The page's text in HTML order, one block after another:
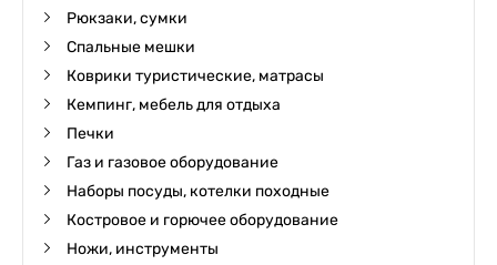
Рюкзаки, сумки
Спальные мешки
Коврики туристические, матрасы
Кемпинг, мебель для отдыха
Печки
Газ и газовое оборудование
Наборы посуды, котелки походные
Костровое и горючее оборудование
Ножи, инструменты